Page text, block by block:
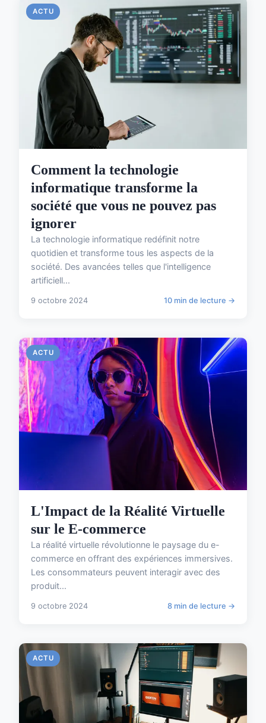
ACTU
Comment la technologie
informatique transforme la
société que vous ne pouvez pas
ignorer
La technologie informatique redéfinit notre
quotidien et transforme tous les aspects de la
société. Des avancées telles que l'intelligence
artificiell...
9 octobre 2024 10 min de lecture →
ACTU
L'Impact de la Réalité Virtuelle
sur le E-commerce
La réalité virtuelle révolutionne le paysage du e-
commerce en offrant des expériences immersives.
Les consommateurs peuvent interagir avec des
produit...
9 octobre 2024 8 min de lecture →
ACTU